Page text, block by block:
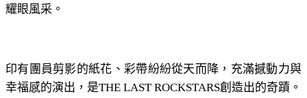
耀眼風采。
印有團員剪影的紙花、彩帶紛紛從天而降，充滿撼動力與
幸福感的演出，是THE LAST ROCKSTARS創造出的奇蹟。